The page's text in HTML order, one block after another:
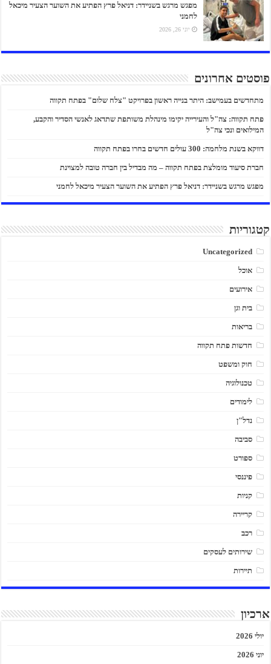
מפגש מרגש בשניידר: דניאל פרץ הפתיע את השוער הצעיר מיכאל
לחמני
יוני 26, 2026
פוסטים אחרונים
מתחדשים בעמישב: היתר בנייה ראשון בפרויקט "צלח שלום" בפתח תקווה
פתח תקווה: צה"ל והעירייה יקימו מינהלת משותפת שתדאג לאנשי הסדיר והקבע,
המילואים ונכי צה"ל
דווקא בשנת מלחמה: 300 עולים חדשים בחרו בפתח תקווה
חברת סיעוד מומלצת בפתח תקווה – מה מבדיל בין חברה טובה למצוינת
מפגש מרגש בשניידר: דניאל פרץ הפתיע את השוער הצעיר מיכאל לחמני
קטגוריות
Uncategorized
אוכל
אירועים
בית וגן
בריאות
חדשות פתח תקווה
חוק ומשפט
טכנולוגיה
לימודים
נדל"ן
סביבה
ספורט
פיננסי
קניות
קריירה
רכב
שירותים לעסקים
תיירות
ארכיון
יולי 2026
יוני 2026